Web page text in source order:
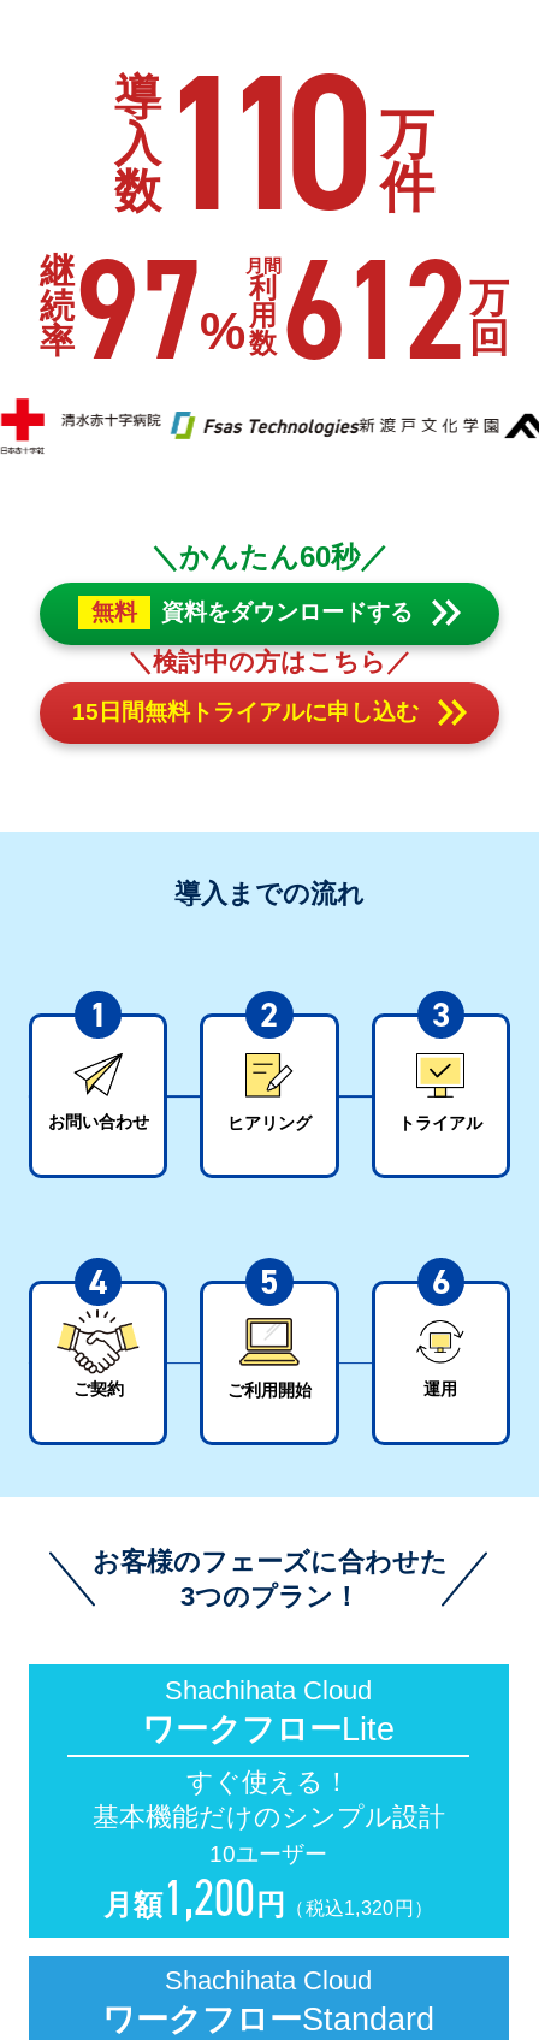
導
入
数110 万
件
継
続
率97%
月間
利
用
数612万
回
＼かんたん60秒／
無料 資料をダウンロードする
＼検討中の方はこちら／
15日間無料トライアルに申し込む
導入までの流れ
1
お問い合わせ
2
ヒアリング
3
トライアル
4
ご契約
5
ご利用開始
6
運用
お客様のフェーズに合わせた
3つのプラン！
Shachihata Cloud
ワークフローLite
すぐ使える！
基本機能だけのシンプル設計
10ユーザー
月額1,200 円 （税込1,320円）
Shachihata Cloud
ワークフローStandard